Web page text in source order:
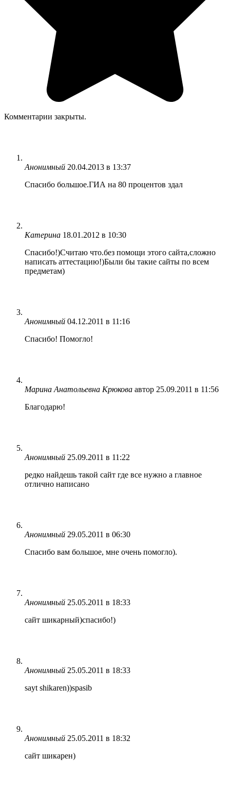
Комментарии закрыты.
Анонимный 20.04.2013 в 13:37
Спасибо большое.ГИА на 80 процентов здал
Катерина 18.01.2012 в 10:30
Спасибо!)Считаю что.без помощи этого сайта,сложно
написать аттестацию!)Были бы такие сайты по всем
предметам)
Анонимный 04.12.2011 в 11:16
Спасибо! Помогло!
Марина Анатольевна Крюкова автор 25.09.2011 в 11:56
Благодарю!
Анонимный 25.09.2011 в 11:22
редко найдешь такой сайт где все нужно а главное
отлично написано
Анонимный 29.05.2011 в 06:30
Спасибо вам большое, мне очень помогло).
Анонимный 25.05.2011 в 18:33
сайт шикарный)спасибо!)
Анонимный 25.05.2011 в 18:33
sayt shikaren))spasib
Анонимный 25.05.2011 в 18:32
сайт шикарен)